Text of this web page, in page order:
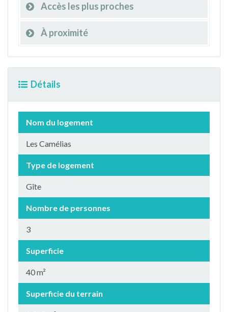
Accès les plus proches
À proximité
Détails
Nom du logement
Les Camélias
Type de logement
Gîte
Nombre de personnes
3
Superficie
40 m²
Superficie du terrain